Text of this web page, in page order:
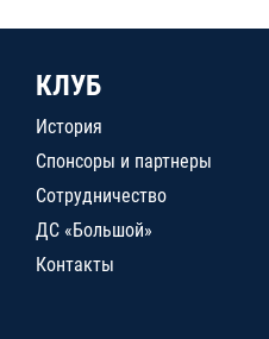
КЛУБ
История
Спонсоры и партнеры
Сотрудничество
ДС «Большой»
Контакты